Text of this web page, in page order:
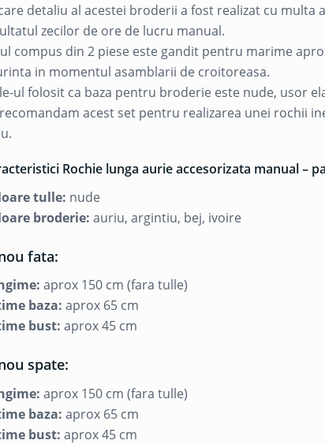
detaliu al acestei broderii a fost realizat cu multa
zecilor de ore de lucru manual.
compus din 2 piese este gandit pentru marime
in momentul asamblarii de croitoreasa.
ul folosit ca baza pentru broderie este nude, usor
acest set pentru realizarea unei rochii
Rochie lunga aurie accesorizata manual –
tulle: nude
broderie: auriu, argintiu, bej, ivoire
fata:
aprox 150 cm (fara tulle)
baza: aprox 65 cm
bust: aprox 45 cm
spate:
aprox 150 cm (fara tulle)
baza: aprox 65 cm
bust: aprox 45 cm